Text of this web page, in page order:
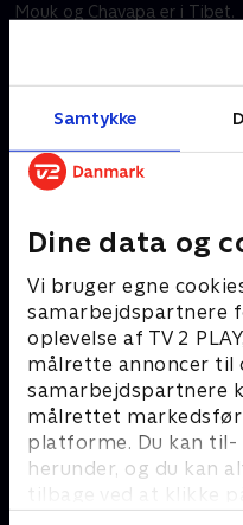
Samtykke
Dine data og
Vi bruger egne
samarbejdspartnere
oplevelse af TV 2
målrette annoncer til
samarbejdspartnere
målrettet
platforme. Du kan
herunder, og du kan
tilbage ved at klikke
Mouk og Chavapa er i Tibet.
bare et sagn?
9. februar 2013 • 11 min
Andre så også
Louie
Børneserier • 1 sæsoner